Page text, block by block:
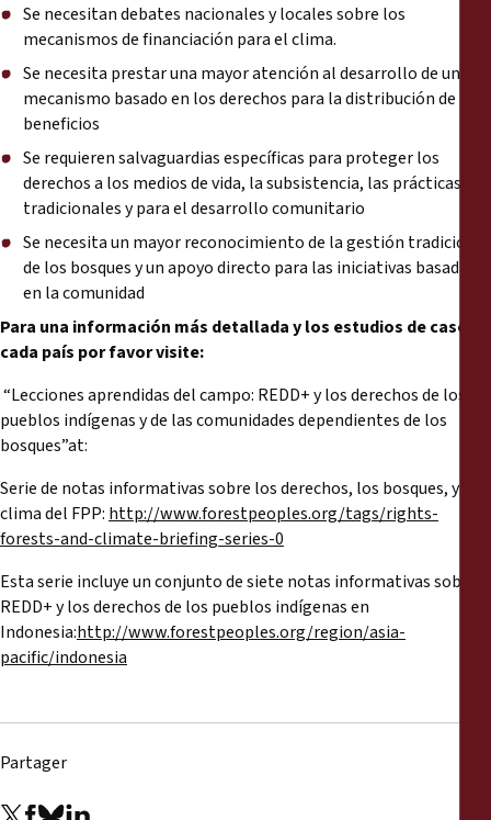
Se necesitan debates nacionales y locales sobre los
mecanismos de financiación para el clima.
Se necesita prestar una mayor atención al desarrollo de un
mecanismo basado en los derechos para la distribución de los
beneficios
Se requieren salvaguardias específicas para proteger los
derechos a los medios de vida, la subsistencia, las prácticas
tradicionales y para el desarrollo comunitario
Se necesita un mayor reconocimiento de la gestión tradicional
de los bosques y un apoyo directo para las iniciativas basadas
en la comunidad
Para una información más detallada y los estudios de caso de
cada país por favor visite:
“Lecciones aprendidas del campo: REDD+ y los derechos de los
pueblos indígenas y de las comunidades dependientes de los
bosques”at:
Serie de notas informativas sobre los derechos, los bosques, y el
clima del FPP: http://www.forestpeoples.org/tags/rights-
forests-and-climate-briefing-series-0
Esta serie incluye un conjunto de siete notas informativas sobre
REDD+ y los derechos de los pueblos indígenas en
Indonesia:http://www.forestpeoples.org/region/asia-
pacific/indonesia
Partager